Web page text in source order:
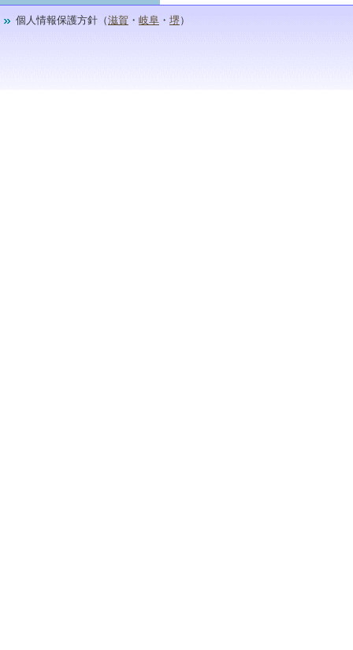
個人情報保護方針（滋賀 ・ 岐阜 ・ 堺）